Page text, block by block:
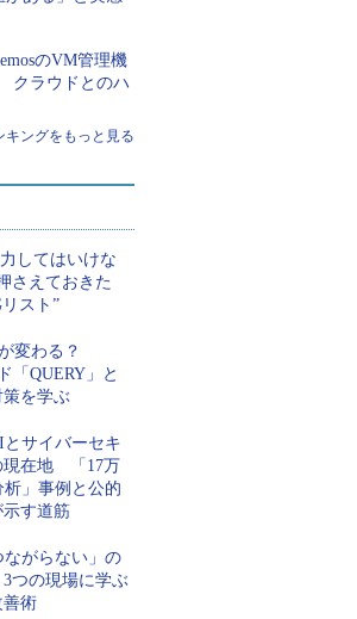
のVM管理機
クラウドとのハ
キングをもっと見る
してはいけな
さえておきた
スト”
変わる？
「QUERY」と
を学ぶ
サイバーセキ
現在地 「17万
」事例と公的
す道筋
ながらない」の
つの現場に学ぶ
善術